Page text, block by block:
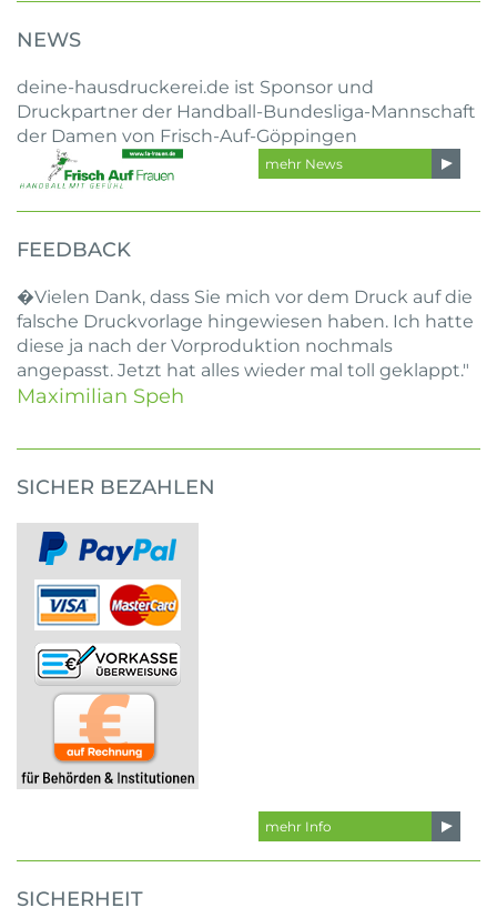
NEWS
deine-hausdruckerei.de ist Sponsor und
Druckpartner der Handball-Bundesliga-Mannschaft
der Damen von Frisch-Auf-Göppingen
mehr News
FEEDBACK
�Vielen Dank, dass Sie mich vor dem Druck auf die
falsche Druckvorlage hingewiesen haben. Ich hatte
diese ja nach der Vorproduktion nochmals
angepasst. Jetzt hat alles wieder mal toll geklappt."
Maximilian Speh
SICHER BEZAHLEN
mehr Info
SICHERHEIT